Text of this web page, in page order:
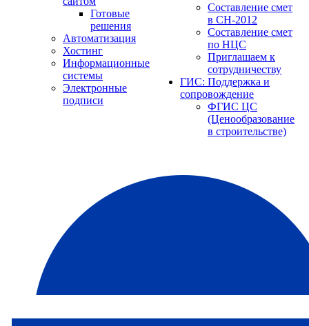
Готовые
решения
Автоматизация
Хостинг
Информационные
системы
Электронные
подписи
Составление смет
в СН-2012
Составление смет
по НЦС
Приглашаем к
сотрудничеству
ГИС: Поддержка и
сопровождение
ФГИС ЦС
(Ценообразование
в строительстве)